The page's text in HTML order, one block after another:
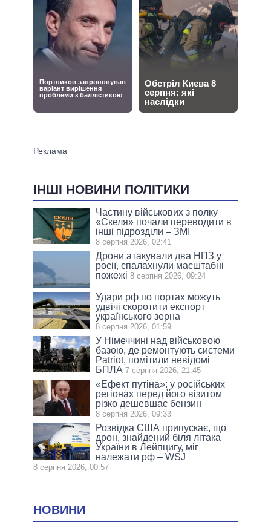
ІНШІ НОВИНИ ПОЛІТИКИ
Частину військових з полку
«Скеля» почали переводити в
інші підрозділи – ЗМІ
8 серпня 2026, 02:41
Дрони атакували два НПЗ у
росії, спалахнули масштабні
пожежі 8 серпня 2026, 09:24
Удари рф по портах можуть
удвічі скоротити експорт
українського зерна
8 серпня 2026, 01:59
У Німеччині над військовою
базою, де ремонтують системи
Patriot, помітили невідомі
БПЛА 7 серпня 2026, 21:45
«Ефект путіна»: у російських
регіонах перед його візитом
різко дешевшає бензин
8 серпня 2026, 09:33
Розвідка США припускає, що
дрон, знайдений біля літака
України в Лейпцигу, міг
належати рф – WSJ
8 серпня 2026, 00:57
НОВИНИ